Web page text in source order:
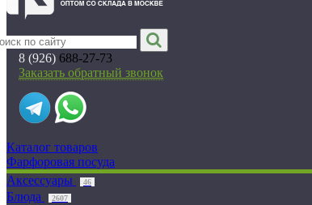
8 (926) 688-27-73
Заказать обратный звонок
Каталог товаров
Фарфоровая посуда
Аксессуары
46
Блюда 2607